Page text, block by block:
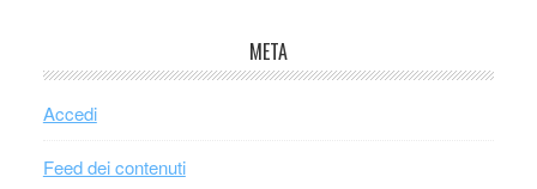
META
Accedi
Feed dei contenuti